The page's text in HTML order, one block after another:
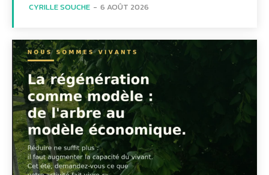
CYRILLE SOUCHE - 6 AOÛT 2026